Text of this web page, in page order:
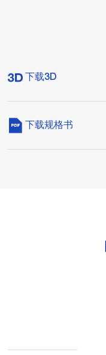
下载3D
下载规格书